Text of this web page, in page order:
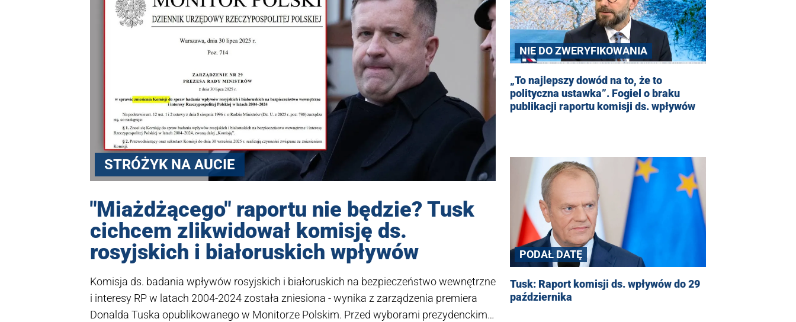
STRÓŻYK NA AUCIE
"Miażdżącego" raportu nie będzie? Tusk
cichcem zlikwidował komisję ds.
rosyjskich i białoruskich wpływów
Komisja ds. badania wpływów rosyjskich i białoruskich na bezpieczeństwo wewnętrzne
i interesy RP w latach 2004-2024 została zniesiona - wynika z zarządzenia premiera
Donalda Tuska opublikowanego w Monitorze Polskim. Przed wyborami prezydenckimi
NIE DO ZWERYFIKOWANIA
„To najlepszy dowód na to, że to
polityczna ustawka”. Fogiel o braku
publikacji raportu komisji ds. wpływów
PODAŁ DATĘ
Tusk: Raport komisji ds. wpływów do 29
października